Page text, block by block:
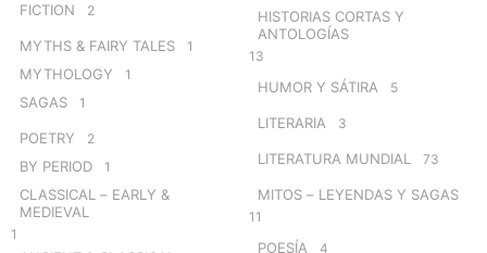
FICTION 2
MYTHS & FAIRY TALES 1
MYTHOLOGY 1
SAGAS 1
POETRY 2
BY PERIOD 1
CLASSICAL – EARLY &
MEDIEVAL
1
HISTORIAS CORTAS Y
ANTOLOGÍAS
13
HUMOR Y SÁTIRA 5
LITERARIA 3
LITERATURA MUNDIAL 73
MITOS – LEYENDAS Y SAGAS
11
POESÍA 4